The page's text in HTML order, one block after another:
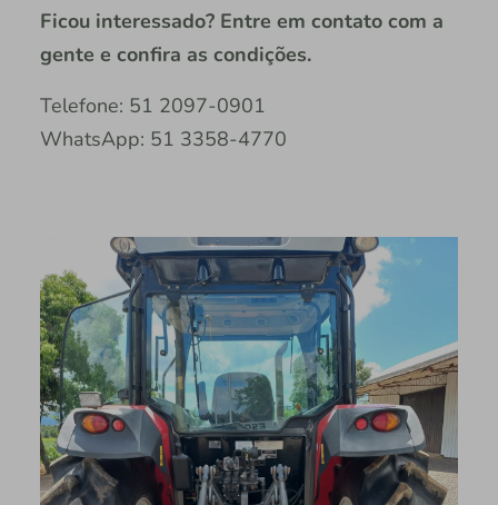
Ficou interessado? Entre em contato com a
gente e confira as condições.
Telefone: 51 2097-0901
WhatsApp: 51 3358-4770